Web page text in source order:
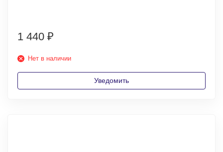
1 440 ₽
Нет в наличии
Уведомить